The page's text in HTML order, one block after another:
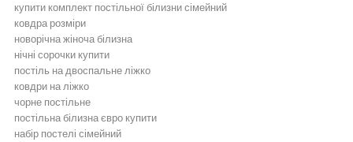
купити комплект постільної білизни сімейний
ковдра розміри
новорічна жіноча білизна
нічні сорочки купити
постіль на двоспальне ліжко
ковдри на ліжко
чорне постільне
постільна білизна євро купити
набір постелі сімейний